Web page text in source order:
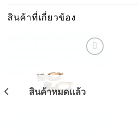
สินค้าที่เกี่ยวข้อง
Wishlist
สินค้าหมดแล้ว